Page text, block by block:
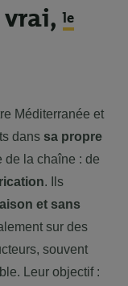
vrai,le
Méditerranée et
dans sa propre
de la chaîne : de
. Ils
et sans
sur des
souvent
Leur objectif :